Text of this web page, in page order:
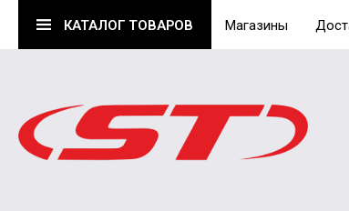
КАТАЛОГ ТОВАРОВ Магазины